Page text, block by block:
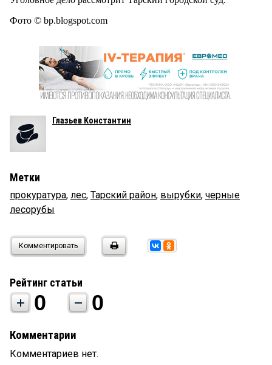
Фото © bp.blogspot.com
Глазьев Константин
Метки
прокуратура, лес, Тарский район, вырубки, черные
лесорубы
Комментировать
Рейтинг статьи
0 0
Комментарии
Комментариев нет.